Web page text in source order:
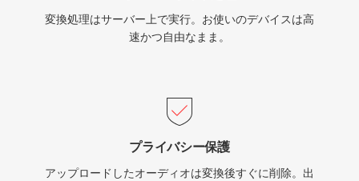
変換処理はサーバー上で実行。お使いのデバイスは高
速かつ自由なまま。
プライバシー保護
アップロードしたオーディオは変換後すぐに削除。出